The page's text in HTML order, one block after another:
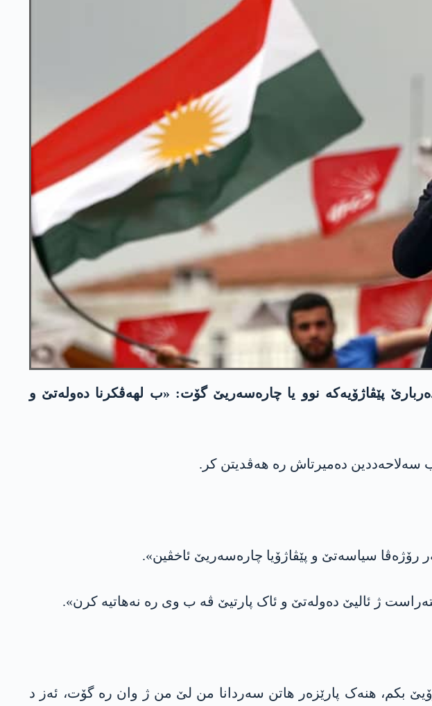
پێڤاژۆیەکە نوو یا چارەسەریێ گۆت: «ب لهەڤکرنا دەولەتێ و
سه‌لاحه‌ددین دەمیرتاش رە هەڤدیتن کر.
ژ ئالیێ دەولەتێ و ئاک پارتیێ ڤە ب وی رە نەهاتیە کرن».
بکم، هنەک پارێزەر هاتن سەردانا من لێ من ژ وان رە گۆت، ئەز د